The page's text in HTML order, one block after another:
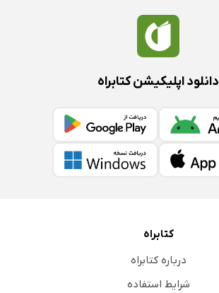
دانلود اپلیکیشن کتابراه
کتابراه
درباره کتابراه
شرایط استفاده